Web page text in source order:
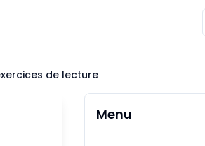
de lecture
Menu